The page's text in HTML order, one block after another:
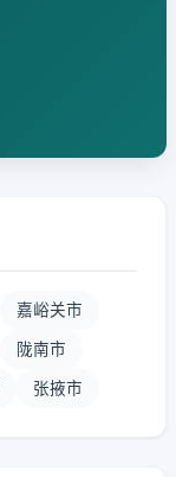
嘉峪关市
陇南市
张掖市